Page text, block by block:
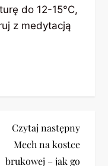
do 12-15°C,
z medytacją
Next
Post
Czytaj następny
Mech na kostce
brukowej – jak go